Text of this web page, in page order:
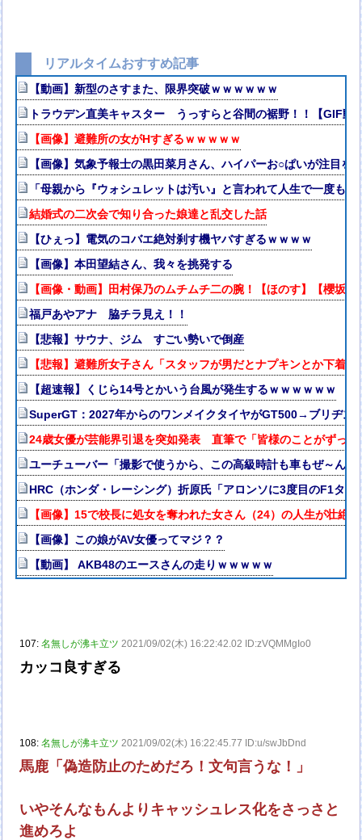
リアルタイムおすすめ記事
【動画】新型のさすまた、限界突破ｗｗｗｗｗｗ
トラウデン直美キャスター うっすらと谷間の裾野！！【GIF動
【画像】避難所の女がHすぎるｗｗｗｗｗ
【画像】気象予報士の黒田菜月さん、ハイパーお○ぱいが注目を
「母親から『ウォシュレットは汚い』と言われて人生で一度も
結婚式の二次会で知り合った娘達と乱交した話
【ひぇっ】電気のコバエ絶対刹す機ヤバすぎるｗｗｗｗ
【画像】本田望結さん、我々を挑発する
【画像・動画】田村保乃のムチムチ二の腕！【ほのす】【櫻坂46
福戸あやアナ 脇チラ見え！！
【悲報】サウナ、ジム すごい勢いで倒産
【悲報】避難所女子さん「スタッフが男だとナプキンとか下着
【超速報】くじら14号とかいう台風が発生するｗｗｗｗｗｗ
SuperGT：2027年からのワンメイクタイヤがGT500→ブリヂス
24歳女優が芸能界引退を突如発表 直筆で「皆様のことがずっと
ユーチューバー「撮影で使うから、この高級時計も車もぜ～んぶ
HRC（ホンダ・レーシング）折原氏「アロンソに3度目のF1タ
【画像】15で校長に処女を奪われた女さん（24）の人生が壮絶
【画像】この娘がAV女優ってマジ？？
【動画】 AKB48のエースさんの走りｗｗｗｗｗ
107:名無しが沸キ立ツ 2021/09/02(木) 16:22:42.02 ID:zVQMMgIo0
カッコ良すぎる
108:名無しが沸キ立ツ 2021/09/02(木) 16:22:45.77 ID:u/swJbDnd
馬鹿「偽造防止のためだろ！文句言うな！」
いやそんなもんよりキャッシュレス化をさっさと
進めろよ